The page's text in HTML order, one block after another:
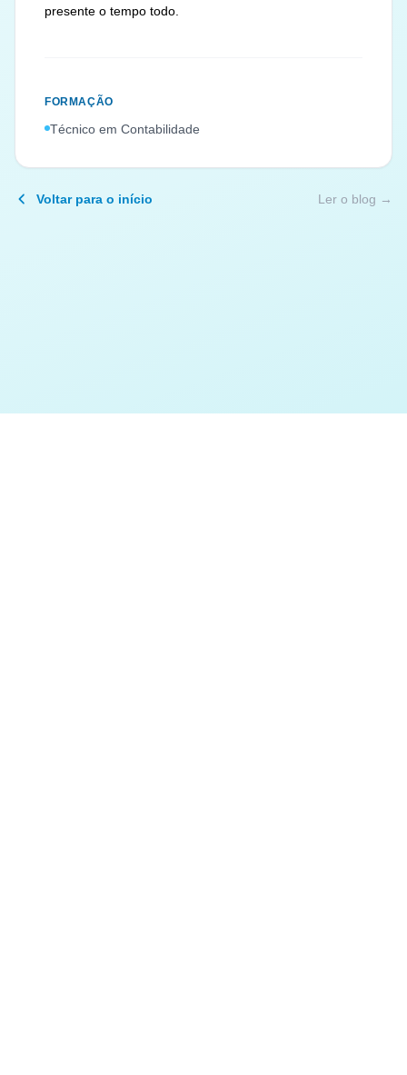
presente o tempo todo.
FORMAÇÃO
Técnico em Contabilidade
Voltar para o início Ler o blog →